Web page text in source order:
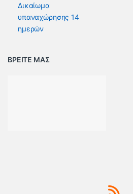
Δικαίωμα
υπαναχώρησης 14
ημερών
ΒΡΕΙΤΕ ΜΑΣ